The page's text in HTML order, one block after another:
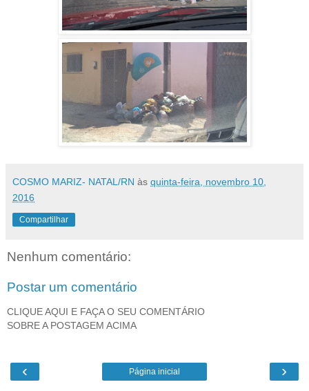
COSMO MARIZ- NATAL/RN às quinta-feira, novembro 10,
2016
Compartilhar
Nenhum comentário:
Postar um comentário
CLIQUE AQUI E FAÇA O SEU COMENTÁRIO
SOBRE A POSTAGEM ACIMA
‹ ›
Página inicial